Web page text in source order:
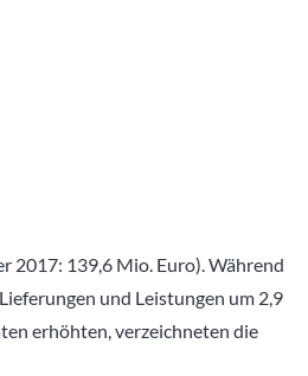
2017: 139,6 Mio. Euro). Während
und Leistungen um 2,9
erhöhten, verzeichneten die